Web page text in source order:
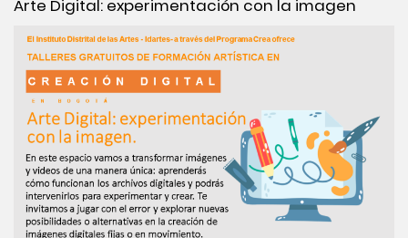
Arte Digital: experimentación con la imagen